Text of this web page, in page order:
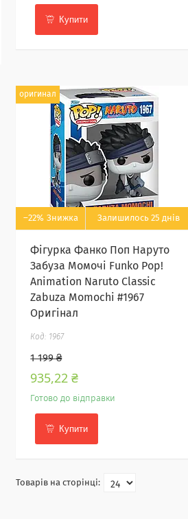
Купити
оригинал
–22% Залишилось 25 днів
Фігурка Фанко Поп Наруто
Забуза Момочі Funko Pop!
Animation Naruto Classic
Zabuza Momochi #1967
Оригінал
1967
1 199 ₴
935,22 ₴
Готово до відправки
Купити